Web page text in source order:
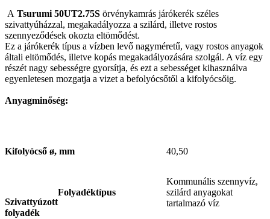
A Tsurumi 50UT2.75S örvénykamrás járókerék széles
szivattyúházzal, megakadályozza a szilárd, illetve rostos
szennyeződések okozta eltömődést.
Ez a járókerék típus a vízben levő nagyméretű, vagy rostos anyagok
általi eltömődés, illetve kopás megakadályozására szolgál. A víz egy
részét nagy sebességre gyorsítja, és ezt a sebességet kihasználva
egyenletesen mozgatja a vizet a befolyócsőtől a kifolyócsőig.
Anyagminőség:
Kifolyócső ø, mm 40,50
Szivattyúzott
folyadék
Folyadéktípus
Kommunális szennyvíz,
szilárd anyagokat
tartalmazó víz